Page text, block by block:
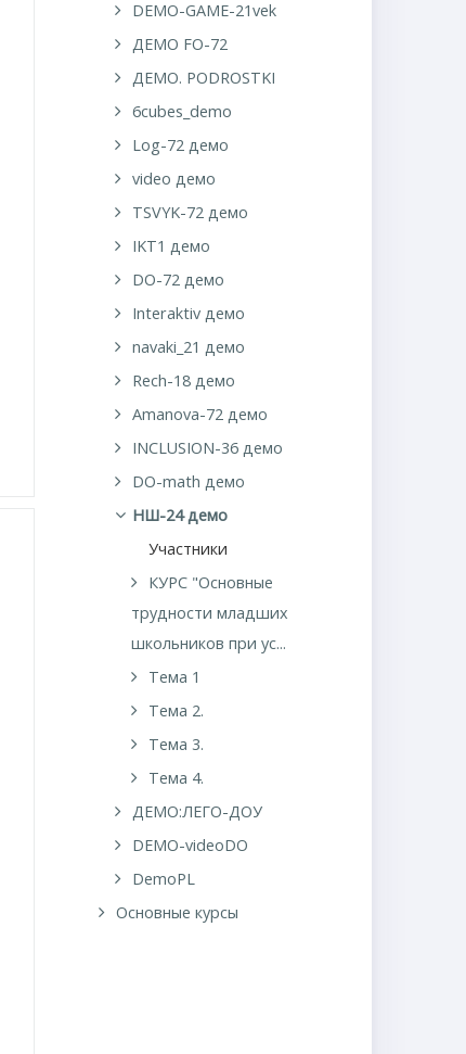
DEMO-GAME-21vek
ДЕМО FO-72
ДЕМО. PODROSTKI
6cubes_demo
Log-72 демо
video демо
TSVYK-72 демо
IKT1 демо
DO-72 демо
Interaktiv демо
navaki_21 демо
Rech-18 демо
Amanova-72 демо
INCLUSION-36 демо
DO-math демо
НШ-24 демо
Участники
КУРС "Основные
трудности младших
школьников при ус...
Тема 1
Тема 2.
Тема 3.
Тема 4.
ДЕМО:ЛЕГО-ДОУ
DEMO-videoDO
DemoPL
Основные курсы